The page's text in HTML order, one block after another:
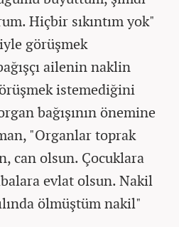
Hiçbir sıkıntım yok"
görüşmek
ailenin naklin
istemediğini
bağışının önemine
"Organlar toprak
can olsun. Çocuklara
evlat olsun. Nakil
ölmüştüm nakil"